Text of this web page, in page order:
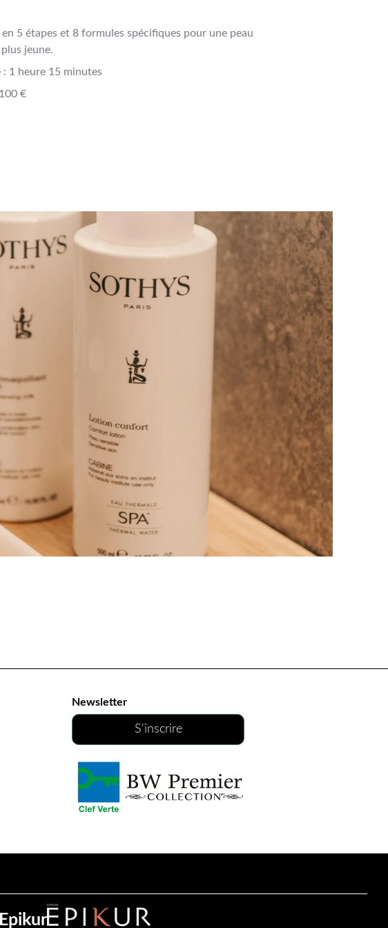
en 5 étapes et 8 formules spécifiques pour une peau
jeune.
: 1 heure 15 minutes
€
Newsletter
S'inscrire